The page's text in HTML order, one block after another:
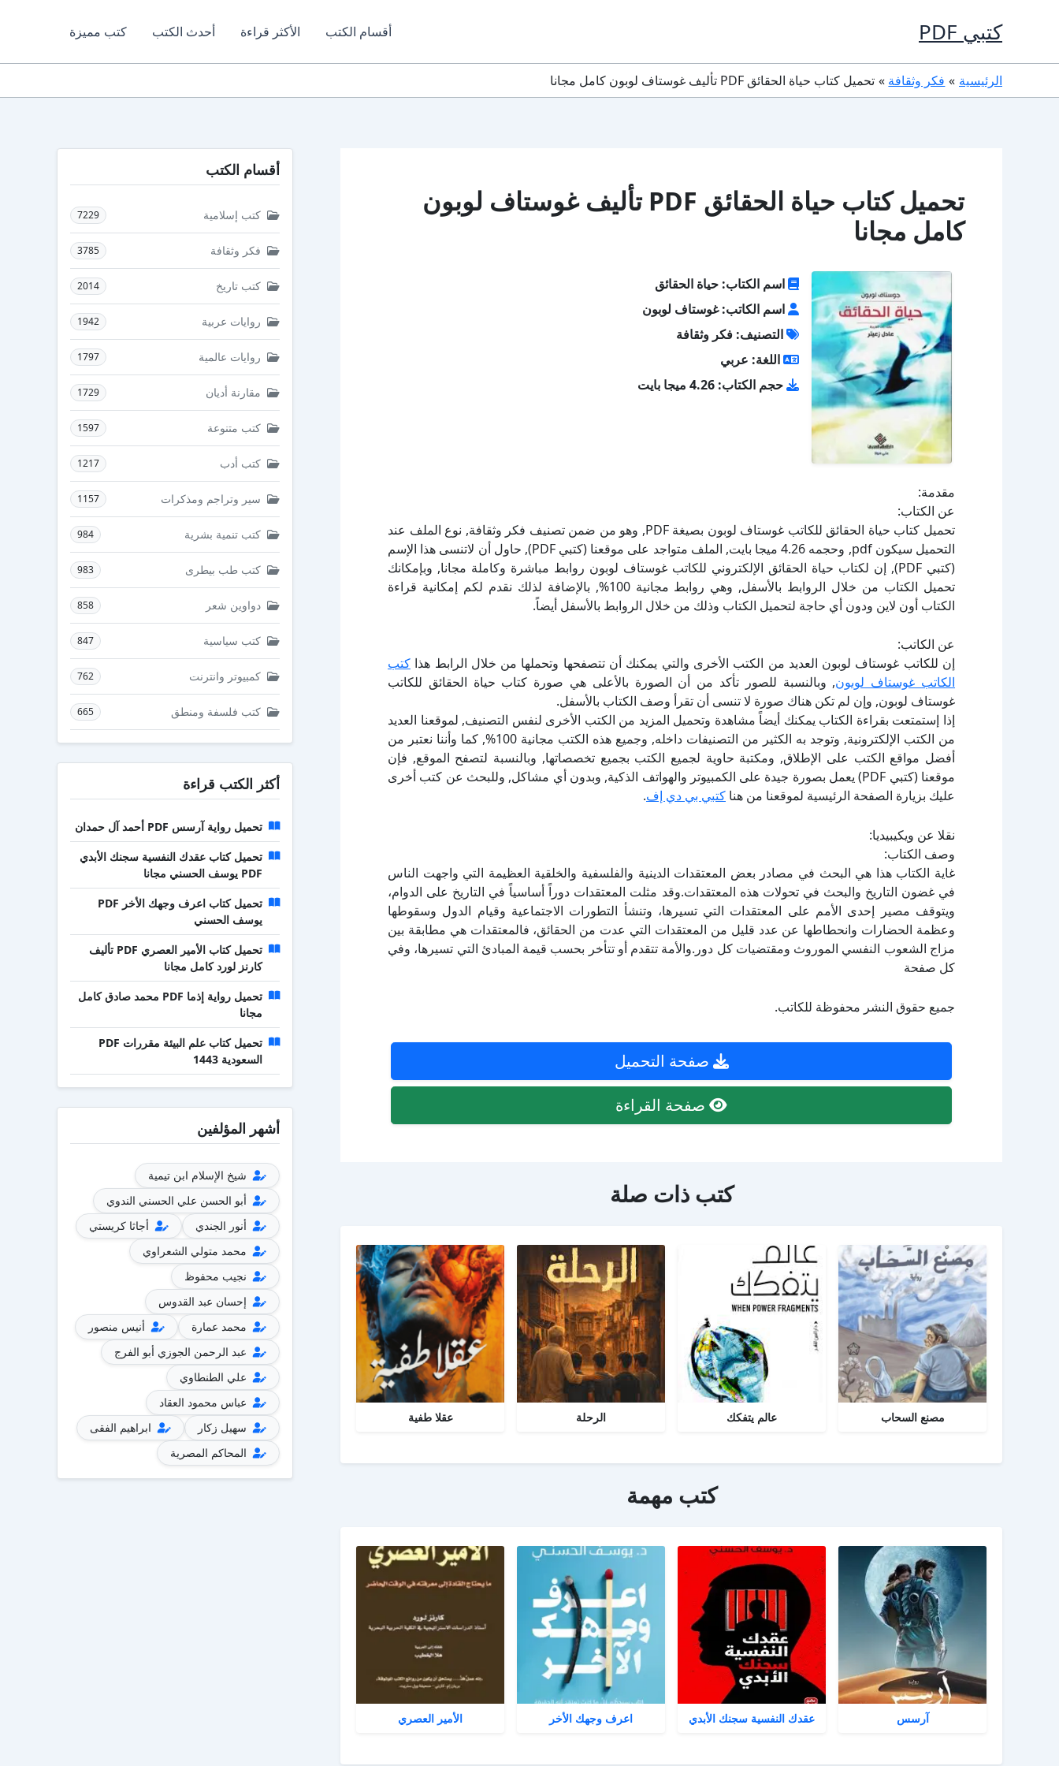
كتبي PDF أقسام الكتب الأكثر قراءة أحدث الكتب كتب مميزة
الرئيسية فكر وثقافة تحميل كتاب حياة الحقائق PDF تأليف غوستاف لوبون كامل مجانا
تحميل كتاب حياة الحقائق PDF تأليف غوستاف لوبون
كامل مجانا
اسم الكتاب: حياة الحقائق
اسم الكاتب: غوستاف لوبون
التصنيف: فكر وثقافة
اللغة: عربي
حجم الكتاب: 4.26 ميجا بايت
مقدمة:
عن الكتاب:
تحميل كتاب حياة الحقائق للكاتب غوستاف لوبون بصيغة PDF, وهو من ضمن تصنيف فكر وثقافة, نوع الملف عند
التحميل سيكون pdf, وحجمه 4.26 ميجا بايت, الملف متواجد على موقعنا (كتبي PDF), حاول أن لاتنسى هذا الإسم
(كتبي PDF), إن لكتاب حياة الحقائق الإلكتروني للكاتب غوستاف لوبون روابط مباشرة وكاملة مجانا, وبإمكانك
تحميل الكتاب من خلال الروابط بالأسفل, وهي روابط مجانية 100%, بالإضافة لذلك نقدم لكم إمكانية قراءة
الكتاب أون لاين ودون أي حاجة لتحميل الكتاب وذلك من خلال الروابط بالأسفل أيضاً.
عن الكاتب:
إن للكاتب غوستاف لوبون العديد من الكتب الأخرى والتي يمكنك أن تتصفحها وتحملها من خلال الرابط هذا كتب
الكاتب غوستاف لوبون, وبالنسبة للصور تأكد من أن الصورة بالأعلى هي صورة كتاب حياة الحقائق للكاتب
غوستاف لوبون, وإن لم تكن هناك صورة لا تنسى أن تقرأ وصف الكتاب بالأسفل.
إذا إستمتعت بقراءة الكتاب يمكنك أيضاً مشاهدة وتحميل المزيد من الكتب الأخرى لنفس التصنيف, لموقعنا العديد
من الكتب الإلكترونية, وتوجد به الكثير من التصنيفات داخله, وجميع هذه الكتب مجانية 100%, كما وأننا نعتبر من
أفضل مواقع الكتب على الإطلاق, ومكتبة حاوية لجميع الكتب بجميع تخصصاتها, وبالنسبة لتصفح الموقع, فإن
موقعنا (كتبي PDF) يعمل بصورة جيدة على الكمبيوتر والهواتف الذكية, وبدون أي مشاكل, وللبحث عن كتب أخرى
عليك بزيارة الصفحة الرئيسية لموقعنا من هنا كتبي بي دي إف.
نقلا عن ويكيبيديا:
وصف الكتاب:
غاية الكتاب هذا هي البحث في مصادر بعض المعتقدات الدينية والفلسفية والخلقية العظيمة التي واجهت الناس
في غضون التاريخ والبحث في تحولات هذه المعتقدات.وقد مثلت المعتقدات دوراً أساسياً في التاريخ على الدوام،
ويتوقف مصير إحدى الأمم على المعتقدات التي تسيرها، وتنشأ التطورات الاجتماعية وقيام الدول وسقوطها
وعظمة الحضارات وانحطاطها عن عدد قليل من المعتقدات التي عدت من الحقائق، فالمعتقدات هي مطابقة بين
مزاج الشعوب النفسي الموروث ومقتضيات كل دور.والأمة تتقدم أو تتأخر بحسب قيمة المبادئ التي تسيرها، وفي
كل صفحة
جميع حقوق النشر محفوظة للكاتب.
صفحة التحميل
صفحة القراءة
كتب ذات صلة
مصنع السحاب عالم يتفكك الرحلة عقلا طفية
كتب مهمة
آرسس عقدك النفسية سجنك الأبدي اعرف وجهك الأخر الأمير العصري
أقسام الكتب
كتب إسلامية 7229
فكر وثقافة 3785
كتب تاريخ 2014
روايات عربية 1942
روايات عالمية 1797
مقارنة أديان 1729
كتب متنوعة 1597
كتب أدب 1217
سير وتراجم ومذكرات 1157
كتب تنمية بشرية 984
كتب طب بيطرى 983
دواوين شعر 858
كتب سياسية 847
كمبيوتر وانترنت 762
كتب فلسفة ومنطق 665
أكثر الكتب قراءة
تحميل رواية آرسس PDF أحمد آل حمدان
تحميل كتاب عقدك النفسية سجنك الأبدي
PDF يوسف الحسني مجانا
تحميل كتاب اعرف وجهك الأخر PDF
يوسف الحسني
تحميل كتاب الأمير العصري PDF تأليف
كارنز لورد كامل مجانا
تحميل رواية إذما PDF محمد صادق كامل
مجانا
تحميل كتاب علم البيئة مقررات PDF
السعودية 1443
أشهر المؤلفين
شيخ الإسلام ابن تيمية
أبو الحسن علي الحسني الندوي
أنور الجندي
أجاثا كريستي
محمد متولي الشعراوي
نجيب محفوظ
إحسان عبد القدوس
محمد عمارة
أنيس منصور
عبد الرحمن الجوزي أبو الفرج
علي الطنطاوي
عباس محمود العقاد
سهيل زكار
ابراهيم الفقى
المحاكم المصرية